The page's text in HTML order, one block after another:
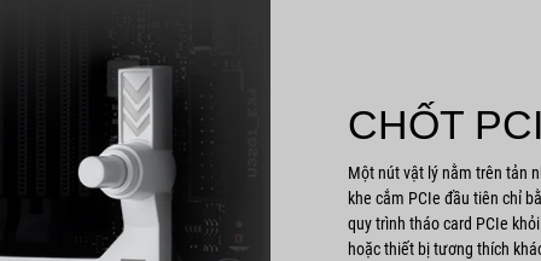
CHỐT
Một nút vật lý nằm trên tản
khe cắm PCIe đầu tiên chỉ
quy trình tháo card PCIe
hoặc thiết bị tương thích